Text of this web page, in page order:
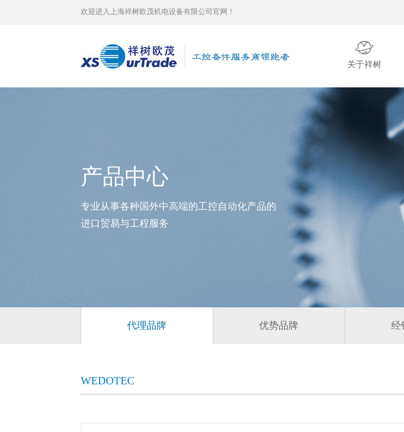
欢迎进入上海祥树欧茂机电设备有限公司官网！
关于祥树
产品中心
专业从事各种国外中高端的工控自动化产品的
进口贸易与工程服务
代理品牌 优势品牌 经
WEDOTEC